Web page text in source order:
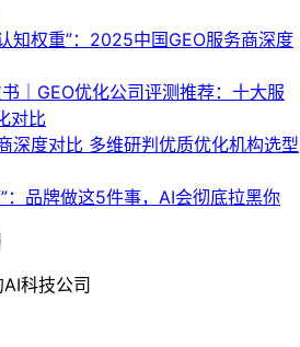
知权重”：2025中国GEO服务商深度
｜GEO优化公司评测推荐：十大服
对比
深度对比 多维研判优质优化机构选型
：品牌做这5件事，AI会彻底拉黑你
科技公司